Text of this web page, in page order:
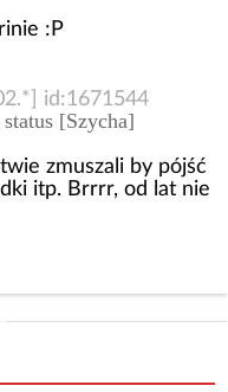
:P
id:1671544
[Szycha]
zmuszali by pójść
itp. Brrrr, od lat nie